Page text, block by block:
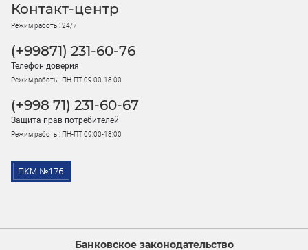
Контакт-центр
Режим работы: 24/7
(+99871) 231-60-76
Телефон доверия
Режим работы: ПН-ПТ 09:00-18:00
(+998 71) 231-60-67
Защита прав потребителей
Режим работы: ПН-ПТ 09:00-18:00
Банковское законодательство